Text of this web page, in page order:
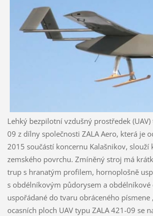
Lehký bezpilotní vzdušný prostředek
09 z dílny společnosti ZALA Aero, která je
2015 součástí koncernu Kalašnikov,
zemského povrchu. Zmíněný stroj má
trup s hranatým profilem, hornoplošně
s obdélníkovým půdorysem a obdélníkové
uspořádané do tvaru obráceného písmene
ocasních ploch UAV typu ZALA 421-09 se